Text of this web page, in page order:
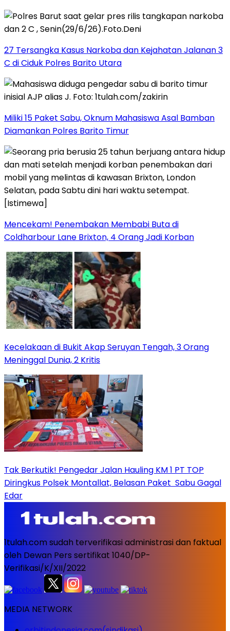
27 Tersangka Kasus Narkoba dan Kejahatan Jalanan 3
C di Ciduk Polres Barito Utara
Miliki 15 Paket Sabu, Oknum Mahasiswa Asal Bamban
Diamankan Polres Barito Timur
Mencekam! Penembakan Membabi Buta di
Coldharbour Lane Brixton, 4 Orang Jadi Korban
Kecelakaan di Bukit Akap Seruyan Tengah, 3 Orang
Meninggal Dunia, 2 Kritis
Tak Berkutik! Pengedar Jalan Hauling KM 1 PT TOP
Diringkus Polsek Montallat, Belasan Paket Sabu Gagal
Edar
1tulah.com sudah terverifikasi administrasi dan faktual
oleh Dewan Pers sertifikat 1040/DP-
Verifikasi/K/XII/2022
MEDIA NETWORK